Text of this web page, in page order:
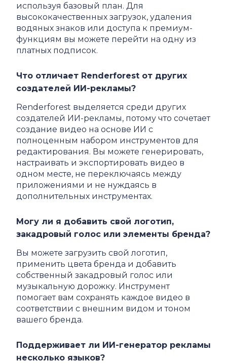
используя базовый план. Для
высококачественных загрузок, удаления
водяных знаков или доступа к премиум-
функциям вы можете перейти на одну из
платных подписок.
Что отличает Renderforest от других
создателей ИИ-рекламы?
Renderforest выделяется среди других
создателей ИИ-рекламы, потому что сочетает
создание видео на основе ИИ с
полноценным набором инструментов для
редактирования. Вы можете генерировать,
настраивать и экспортировать видео в
одном месте, не переключаясь между
приложениями и не нуждаясь в
дополнительных инструментах.
Могу ли я добавить свой логотип,
закадровый голос или элементы бренда?
Вы можете загрузить свой логотип,
применить цвета бренда и добавить
собственный закадровый голос или
музыкальную дорожку. Инструмент
помогает вам сохранять каждое видео в
соответствии с внешним видом и тоном
вашего бренда.
Поддерживает ли ИИ-генератор рекламы
несколько языков?